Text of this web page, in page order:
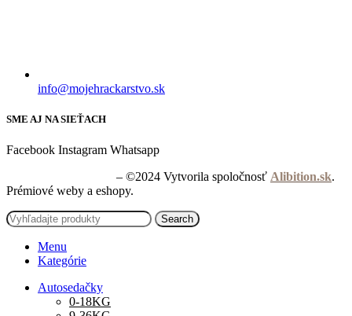
info@mojehrackarstvo.sk
SME AJ NA SIEŤACH
Facebook Instagram Whatsapp
– ©2024 Vytvorila spoločnosť Alibition.sk.
Prémiové weby a eshopy.
Search
Menu
Kategórie
Autosedačky
0-18KG